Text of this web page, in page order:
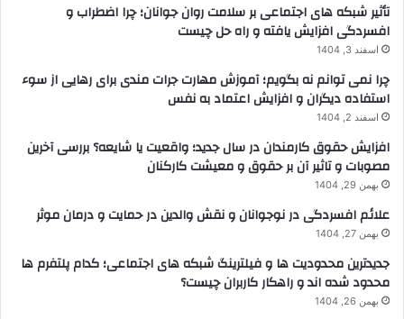
تأثیر شبکه های اجتماعی بر سلامت روان جوانان؛ چرا اضطراب و
افسردگی افزایش یافته و راه حل چیست
اسفند 3, 1404
چرا نمی توانم نه بگویم؛ آموزش مهارت جرات مندی برای رهایی از سوء
استفاده دیگران و افزایش اعتماد به نفس
اسفند 2, 1404
افزایش حقوق کارمندان در سال جدید؛ واقعیت یا شایعه؟ بررسی آخرین
مصوبات و تاثیر آن بر حقوق و معیشت کارکنان
بهمن 29, 1404
علائم افسردگی در نوجوانان و نقش والدین در حمایت و درمان موثر
بهمن 27, 1404
جدیدترین محدودیت ها و فیلترینگ شبکه های اجتماعی؛ کدام پلتفرم ها
محدود شده اند و راهکار کاربران چیست؟
بهمن 26, 1404